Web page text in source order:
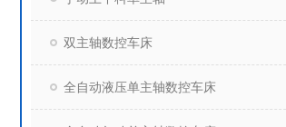
双主轴数控车床
全自动液压单主轴数控车床